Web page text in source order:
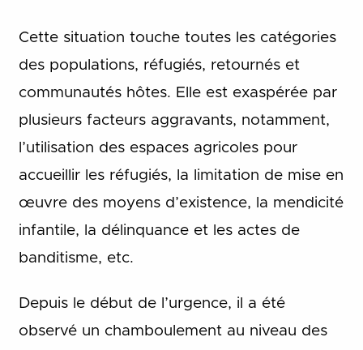
Cette situation touche toutes les catégories
des populations, réfugiés, retournés et
communautés hôtes. Elle est exaspérée par
plusieurs facteurs aggravants, notamment,
l’utilisation des espaces agricoles pour
accueillir les réfugiés, la limitation de mise en
œuvre des moyens d’existence, la mendicité
infantile, la délinquance et les actes de
banditisme, etc.
Depuis le début de l’urgence, il a été
observé un chamboulement au niveau des